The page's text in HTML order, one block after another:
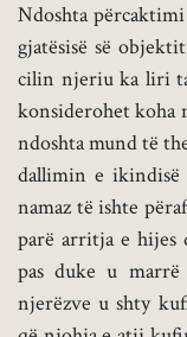
Ndoshta
gjatësisë së
cilin njeriu ka liri
konsiderohet koha
ndoshta mund të
dallimin e ikindisë
namaz të ishte
parë arritja e hijes
pas duke u
njerëzve u shty